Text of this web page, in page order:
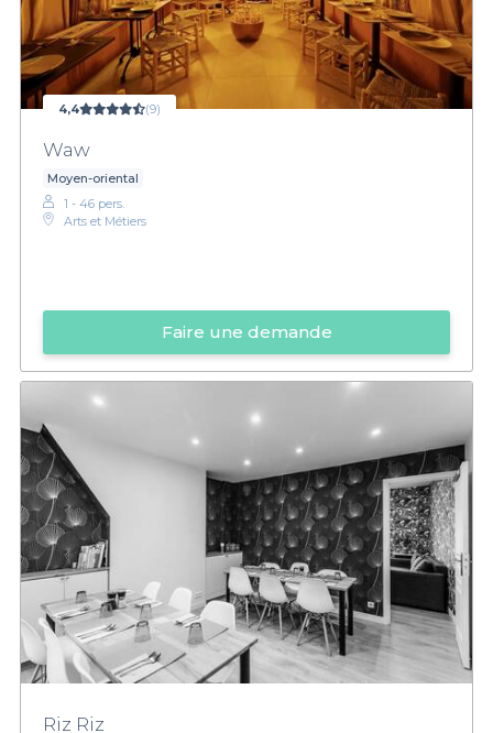
4,4 (9)
Waw
Moyen-oriental
1 - 46 pers.
Arts et Métiers
Faire une demande
Riz Riz